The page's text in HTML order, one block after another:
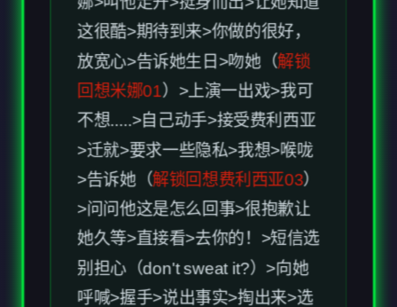
>迁就>要求一些隐私>我想>喉咙
>告诉她（
解锁回想费利西亚03）
>问问他这是怎么回事>很抱歉让
她久等>直接看>去你的！>短信选
别担心（don't sweat it?）>向她
呼喊>握手>说出事实>掏出来>选
露西（解锁回想MISC01，同维罗
妮卡01，以后跟其他人物相同的
就不说了）>请她喝咖啡>两个各
选一次>告诉她她是对的>到底怎